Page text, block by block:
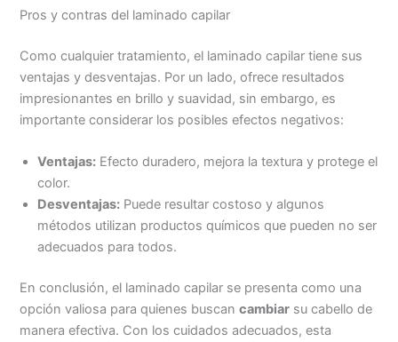
Pros y contras del laminado capilar
Como cualquier tratamiento, el laminado capilar tiene sus
ventajas y desventajas. Por un lado, ofrece resultados
impresionantes en brillo y suavidad, sin embargo, es
importante considerar los posibles efectos negativos:
Ventajas: Efecto duradero, mejora la textura y protege el
color.
Desventajas: Puede resultar costoso y algunos
métodos utilizan productos químicos que pueden no ser
adecuados para todos.
En conclusión, el laminado capilar se presenta como una
opción valiosa para quienes buscancambiar su cabello de
manera efectiva. Con los cuidados adecuados, esta